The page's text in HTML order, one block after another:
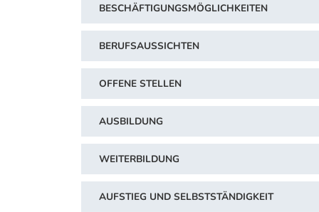
BESCHÄFTIGUNGSMÖGLICHKEITEN
BERUFSAUSSICHTEN
OFFENE STELLEN
AUSBILDUNG
WEITERBILDUNG
AUFSTIEG UND SELBSTSTÄNDIGKEIT